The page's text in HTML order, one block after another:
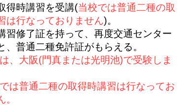
得時講習を受講(当校では普通二種の取
は行なっておりません)。
習修了証を持って、再度交通センター
、普通二種免許証がもらえる。
、大阪(門真または光明池)で受験しま
は普通二種の取得時講習は行なってお
。